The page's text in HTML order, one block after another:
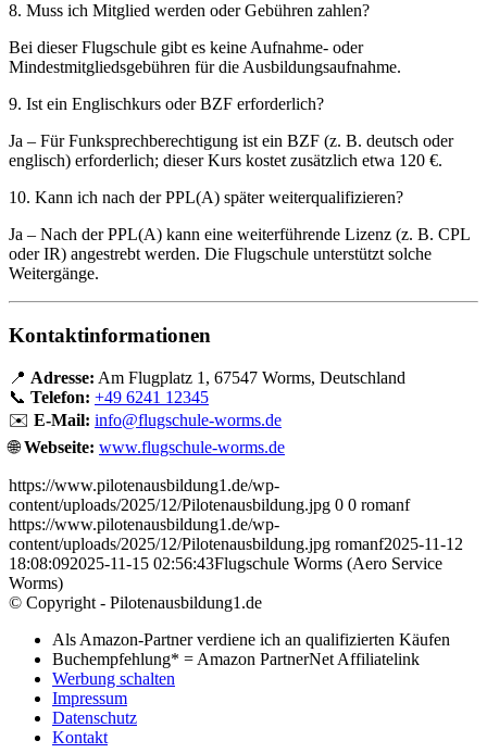
8. Muss ich Mitglied werden oder Gebühren zahlen?
Bei dieser Flugschule gibt es keine Aufnahme- oder
Mindestmitgliedsgebühren für die Ausbildungsaufnahme.
9. Ist ein Englischkurs oder BZF erforderlich?
Ja – Für Funksprech­berechtigung ist ein BZF (z. B. deutsch oder
englisch) erforderlich; dieser Kurs kostet zusätzlich etwa 120 €.
10. Kann ich nach der PPL(A) später weiterqualifizieren?
Ja – Nach der PPL(A) kann eine weiterführende Lizenz (z. B. CPL
oder IR) angestrebt werden. Die Flugschule unterstützt solche
Weitergänge.
Kontaktinformationen
📍 Adresse: Am Flugplatz 1, 67547 Worms, Deutschland
📞 Telefon: +49 6241 12345
✉️ E-Mail: info@flugschule-worms.de
🌐Webseite: www.flugschule-worms.de
https://www.pilotenausbildung1.de/wp-
content/uploads/2025/12/Pilotenausbildung.jpg 0 0 romanf
https://www.pilotenausbildung1.de/wp-
content/uploads/2025/12/Pilotenausbildung.jpg romanf2025-11-12
18:08:092025-11-15 02:56:43Flugschule Worms (Aero Service
Worms)
© Copyright - Pilotenausbildung1.de
Als Amazon-Partner verdiene ich an qualifizierten Käufen
Buchempfehlung* = Amazon PartnerNet Affiliatelink
Werbung schalten
Impressum
Datenschutz
Kontakt